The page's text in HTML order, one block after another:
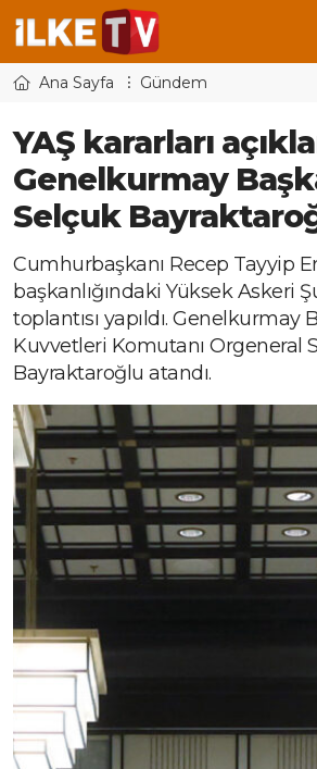
Ana Sayfa Gündem
YAŞ kararları
Genelkurmay
Selçuk
Cumhurbaşkanı Recep Tayyip
başkanlığındaki Yüksek Askeri
toplantısı yapıldı. Genelkurmay
Kuvvetleri Komutanı Orgeneral
Bayraktaroğlu atandı.